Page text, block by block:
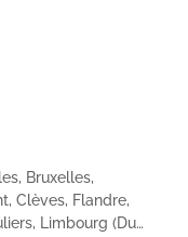
Bruxelles,
Clèves, Flandre,
Limbourg (Du…